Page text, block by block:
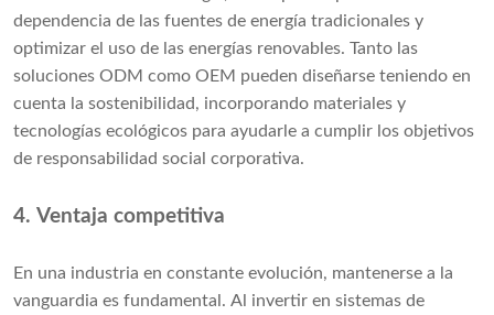
dependencia de las fuentes de energía tradicionales y
optimizar el uso de las energías renovables. Tanto las
soluciones ODM como OEM pueden diseñarse teniendo en
cuenta la sostenibilidad, incorporando materiales y
tecnologías ecológicos para ayudarle a cumplir los objetivos
de responsabilidad social corporativa.
4. Ventaja competitiva
En una industria en constante evolución, mantenerse a la
vanguardia es fundamental. Al invertir en sistemas de